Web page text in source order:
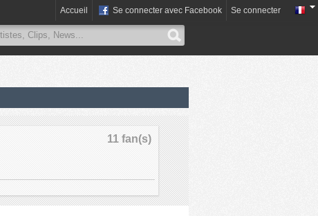
Accueil Se connecter avec Facebook Se connecter
11 fan(s)